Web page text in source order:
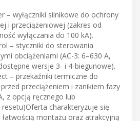
– wyłączniki silnikowe do ochrony
i przeciążeniowej (zakres od
wyłączania do 100 kA).
– styczniki do sterowania
obciążeniami (AC-3: 6–630 A,
wersje 3- i 4-biegunowe).
– przekaźniki termiczne do
przeciążeniem i zanikiem fazy
z opcją ręcznego lub
charakteryzuje się
montażu oraz atrakcyjną